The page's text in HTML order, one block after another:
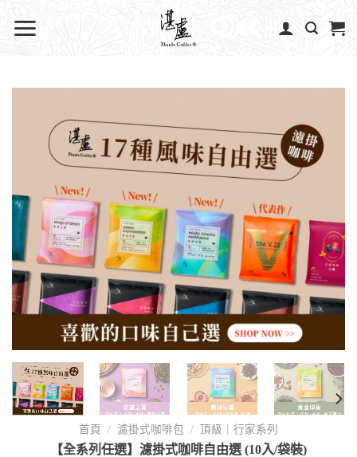
首頁 / 濾掛式咖啡包 / 頂級｜行家系列
【全系列任選】濾掛式咖啡自由選 (10入/袋裝)